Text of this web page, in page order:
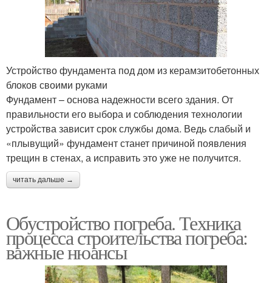
Устройство фундамента под дом из керамзитобетонных
блоков своими руками
Фундамент – основа надежности всего здания. От
правильности его выбора и соблюдения технологии
устройства зависит срок службы дома. Ведь слабый и
«плывущий» фундамент станет причиной появления
трещин в стенах, а исправить это уже не получится.
читать дальше →
Обустройство погреба. Техника
процесса строительства погреба:
важные нюансы